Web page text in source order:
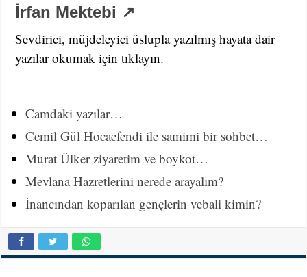
İrfan Mektebi ↗
Sevdirici, müjdeleyici üslupla yazılmış hayata dair
yazılar okumak için tıklayın.
Camdaki yazılar…
Cemil Gül Hocaefendi ile samimi bir sohbet…
Murat Ülker ziyaretim ve boykot…
Mevlana Hazretlerini nerede arayalım?
İnancından koparılan gençlerin vebali kimin?